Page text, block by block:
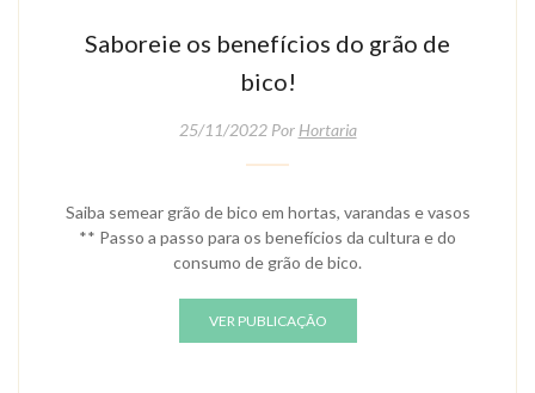
Saboreie os benefícios do grão de
bico!
25/11/2022 Por Hortaria
Saiba semear grão de bico em hortas, varandas e vasos
** Passo a passo para os benefícios da cultura e do
consumo de grão de bico.
VER PUBLICAÇÃO